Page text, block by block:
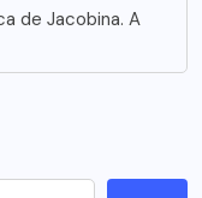
de Jacobina. A